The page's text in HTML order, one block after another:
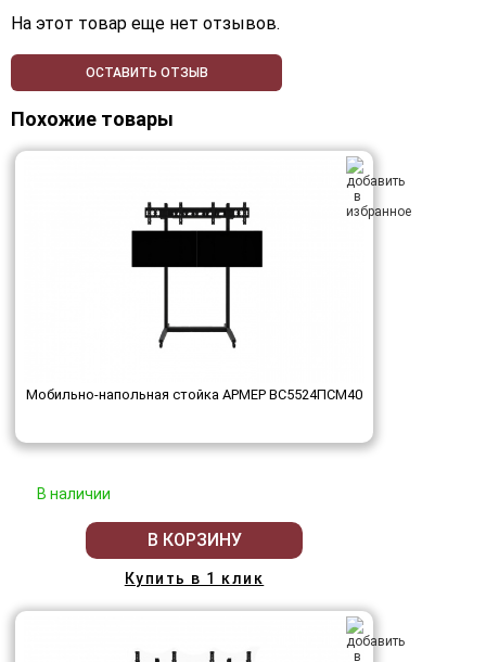
На этот товар еще нет отзывов.
ОСТАВИТЬ ОТЗЫВ
Похожие товары
Мобильно-напольная стойка АРМЕР ВС5524ПСМ40
В наличии
В КОРЗИНУ
Купить в 1 клик